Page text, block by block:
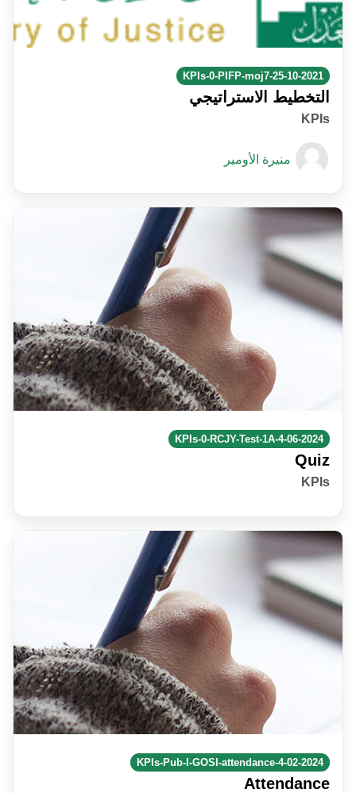
KPIs-0-PIFP-moj7-25-10-2021
التخطيط الاستراتيجي
KPIs
منيرة الأومير
KPIs-0-RCJY-Test-1A-4-06-2024
Quiz
KPIs
KPIs-Pub-I-GOSI-attendance-4-02-2024
Attendance